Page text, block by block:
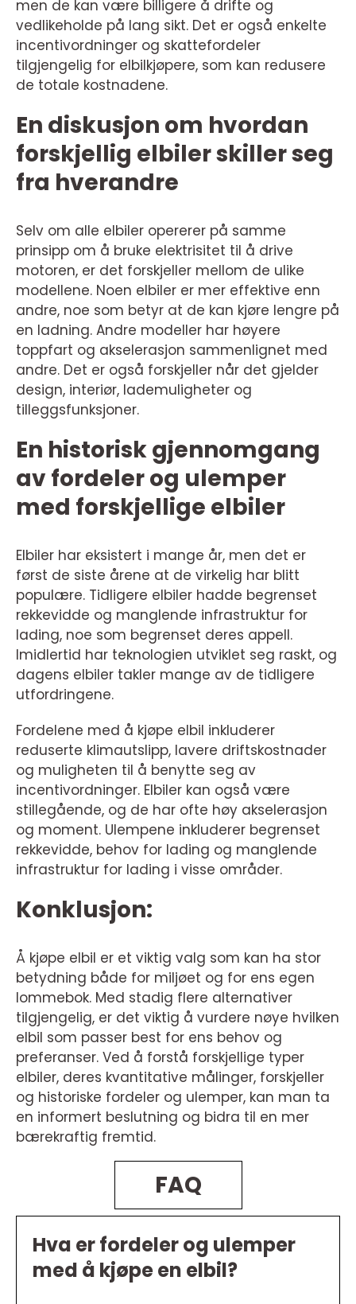
men de kan være billigere å drifte og
vedlikeholde på lang sikt. Det er også enkelte
incentivordninger og skattefordeler
tilgjengelig for elbilkjøpere, som kan redusere
de totale kostnadene.
En diskusjon om hvordan
forskjellig elbiler skiller seg
fra hverandre
Selv om alle elbiler opererer på samme
prinsipp om å bruke elektrisitet til å drive
motoren, er det forskjeller mellom de ulike
modellene. Noen elbiler er mer effektive enn
andre, noe som betyr at de kan kjøre lengre på
en ladning. Andre modeller har høyere
toppfart og akselerasjon sammenlignet med
andre. Det er også forskjeller når det gjelder
design, interiør, lademuligheter og
tilleggsfunksjoner.
En historisk gjennomgang
av fordeler og ulemper
med forskjellige elbiler
Elbiler har eksistert i mange år, men det er
først de siste årene at de virkelig har blitt
populære. Tidligere elbiler hadde begrenset
rekkevidde og manglende infrastruktur for
lading, noe som begrenset deres appell.
Imidlertid har teknologien utviklet seg raskt, og
dagens elbiler takler mange av de tidligere
utfordringene.
Fordelene med å kjøpe elbil inkluderer
reduserte klimautslipp, lavere driftskostnader
og muligheten til å benytte seg av
incentivordninger. Elbiler kan også være
stillegående, og de har ofte høy akselerasjon
og moment. Ulempene inkluderer begrenset
rekkevidde, behov for lading og manglende
infrastruktur for lading i visse områder.
Konklusjon:
Å kjøpe elbil er et viktig valg som kan ha stor
betydning både for miljøet og for ens egen
lommebok. Med stadig flere alternativer
tilgjengelig, er det viktig å vurdere nøye hvilken
elbil som passer best for ens behov og
preferanser. Ved å forstå forskjellige typer
elbiler, deres kvantitative målinger, forskjeller
og historiske fordeler og ulemper, kan man ta
en informert beslutning og bidra til en mer
bærekraftig fremtid.
FAQ
Hva er fordeler og ulemper
med å kjøpe en elbil?